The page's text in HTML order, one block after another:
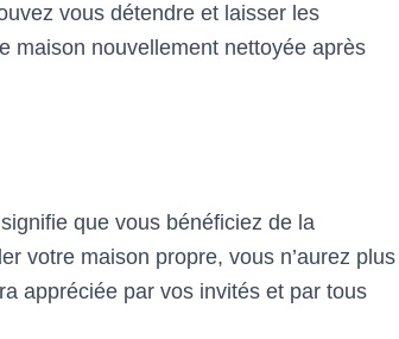
vous détendre et laisser les
maison nouvellement nettoyée après
que vous bénéficiez de la
votre maison propre, vous n’aurez plus
appréciée par vos invités et par tous